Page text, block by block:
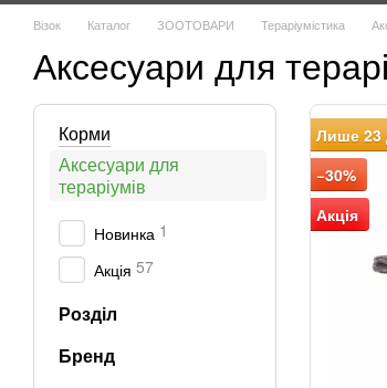
Відгуки
Візок Каталог ЗООТОВАРИ Тераріумістика
Аксесуари для
Лише 23
−30%
Акція
Корми
Аксесуари для
тераріумів
Новинка 1
Акція 57
Розділ
Бренд